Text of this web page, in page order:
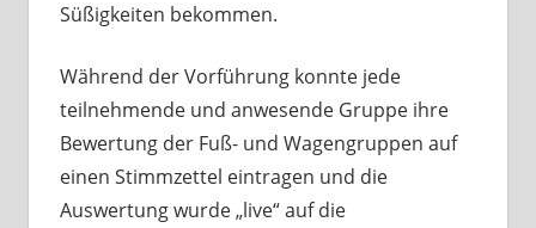
Süßigkeiten bekommen.
Während der Vorführung konnte jede
teilnehmende und anwesende Gruppe ihre
Bewertung der Fuß- und Wagengruppen auf
einen Stimmzettel eintragen und die
Auswertung wurde „live“ auf die